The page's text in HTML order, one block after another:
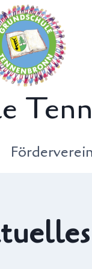
Förderverein